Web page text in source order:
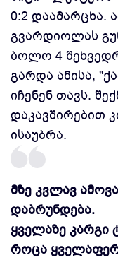
0:2 დაამარცხა.
გვარდიოლას
ბოლო 4
გარდა ამისა,
იჩენენ თავს.
დაკავშირებით
ისაუბრა.
მზე კვლავ
დაბრუნდება.
ყველაზე კარგი
როცა